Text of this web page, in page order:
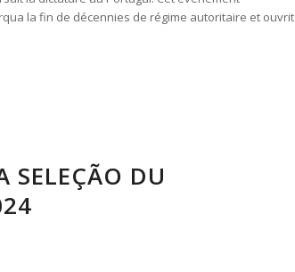
la fin de décennies de régime autoritaire et ouvrit
SELEÇÃO DU